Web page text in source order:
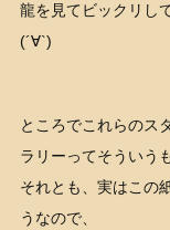
龍を見てビックリし
(´∀`)
ところでこれらのス
ラリーってそういう
それとも、実はこの
うなので、